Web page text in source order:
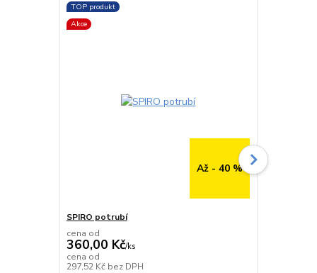
TOP produkt
Akce
Až - 40 %
SPIRO potrubí
cena od
360,00 Kč/ks
cena od
297,52 Kč bez DPH